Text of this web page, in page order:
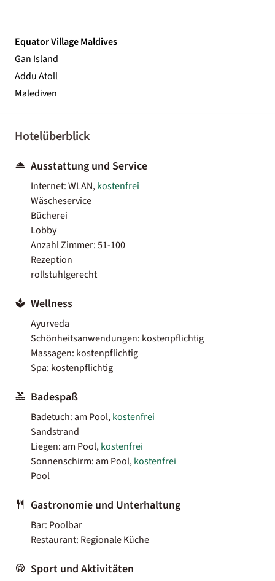
Equator Village Maldives
Gan Island
Addu Atoll
Malediven
Hotelüberblick
Ausstattung und Service
Internet: WLAN,kostenfrei
Wäscheservice
Bücherei
Lobby
Anzahl Zimmer: 51-100
Rezeption
rollstuhlgerecht
Wellness
Ayurveda
Schönheitsanwendungen: kostenpflichtig
Massagen: kostenpflichtig
Spa: kostenpflichtig
Badespaß
Badetuch: am Pool,kostenfrei
Sandstrand
Liegen: am Pool,kostenfrei
Sonnenschirm: am Pool,kostenfrei
Pool
Gastronomie und Unterhaltung
Bar: Poolbar
Restaurant: Regionale Küche
Sport und Aktivitäten